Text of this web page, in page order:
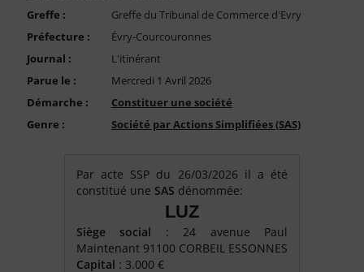
Compte PRO
Greffe :
Greffe du Tribunal de Commerce d'Evry
Préfecture :
Évry-Courcouronnes
Journal :
L'itinérant
Parue le :
Mercredi 1 Avril 2026
Démarche :
Constituer une société
Genre :
Société par Actions Simplifiées (SAS)
Par acte SSP du 26/03/2026 il a été
constitué une SAS dénommée:
LUZ
Siège social : 24 avenue Paul
Maintenant 91100 CORBEIL ESSONNES
Capital : 3.000 €